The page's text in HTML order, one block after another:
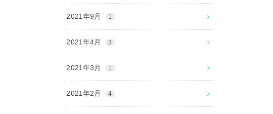
2021年9月 1
2021年4月 3
2021年3月 1
2021年2月 4